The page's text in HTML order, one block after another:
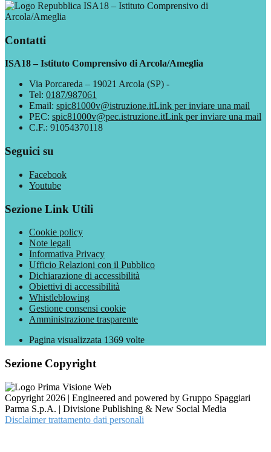
ISA18 – Istituto Comprensivo di
Arcola/Ameglia
Contatti
ISA18 – Istituto Comprensivo di Arcola/Ameglia
Via Porcareda – 19021 Arcola (SP) -
Tel: 0187/987061
Email: spic81000v@istruzione.itLink per inviare una mail
PEC: spic81000v@pec.istruzione.itLink per inviare una mail
C.F.: 91054370118
Seguici su
Facebook
Youtube
Sezione Link Utili
Cookie policy
Note legali
Informativa Privacy
Ufficio Relazioni con il Pubblico
Dichiarazione di accessibilità
Obiettivi di accessibilità
Whistleblowing
Gestione consensi cookie
Amministrazione trasparente
Pagina visualizzata 1369 volte
Sezione Copyright
Copyright 2026 | Engineered and powered by Gruppo Spaggiari
Parma S.p.A. | Divisione Publishing & New Social Media
Disclaimer trattamento dati personali